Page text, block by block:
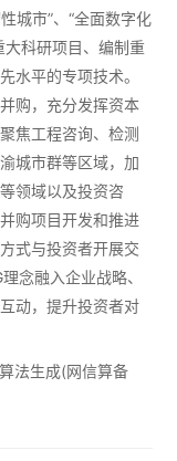
城市”、“全面数字化
大科研项目、编制重
水平的专项技术。
购，充分发挥资本
焦工程咨询、检测
城市群等区域，加
领域以及投资咨
购项目开发和推进
式与投资者开展交
念融入企业战略、
动，提升投资者对
法生成(网信算备